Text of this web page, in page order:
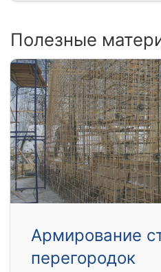
Полезные
Армирование
перегородок